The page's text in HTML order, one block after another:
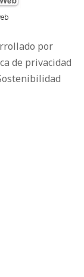
por
de privacidad